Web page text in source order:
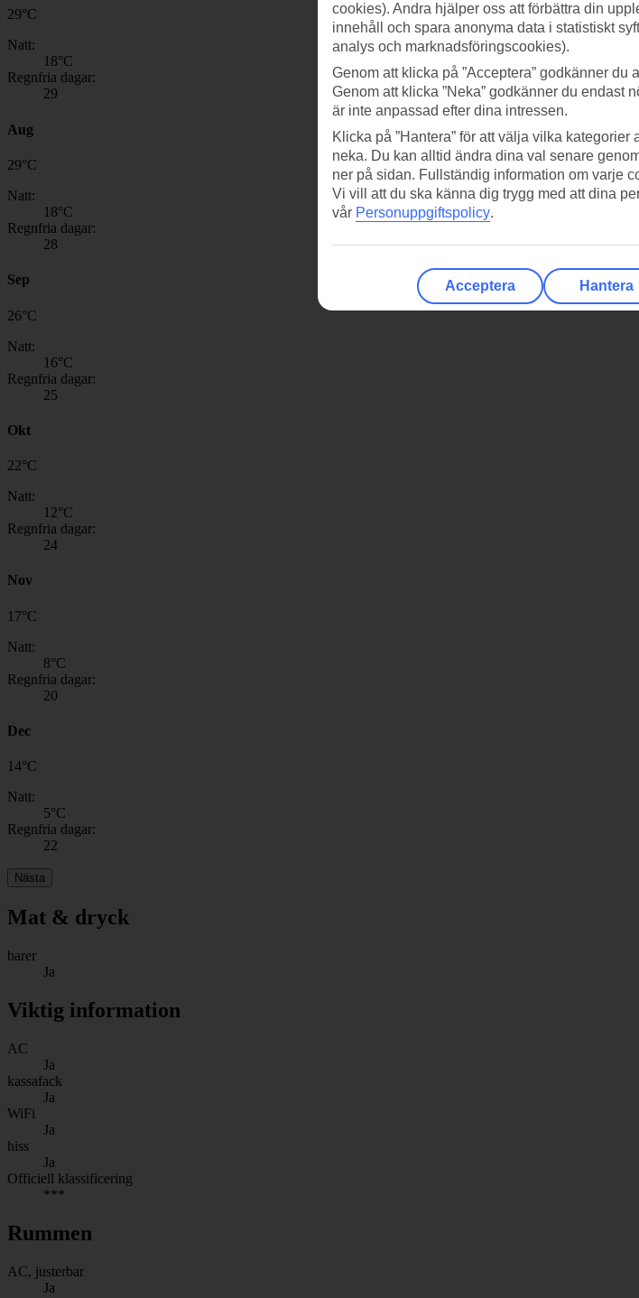
29°C
Natt:
18°C
Regnfria dagar:
29
Aug
29°C
Natt:
18°C
Regnfria dagar:
28
Sep
26°C
Natt:
16°C
Regnfria dagar:
25
Okt
22°C
Natt:
12°C
Regnfria dagar:
24
Nov
17°C
Natt:
8°C
Regnfria dagar:
20
Dec
14°C
Natt:
5°C
Regnfria dagar:
22
Nästa
Mat & dryck
barer
Ja
Viktig information
AC
Ja
kassafack
Ja
WiFi
Ja
hiss
Ja
Officiell klassificering
***
Rummen
AC, justerbar
Ja
cookies). Andra hjälper oss att förbättra din
innehåll och spara anonyma data i statistiskt
analys och marknadsföringscookies).
Genom att klicka på ”Acceptera” godkänner du
Genom att klicka ”Neka” godkänner du endast
är inte anpassad efter dina intressen.
Klicka på ”Hantera” för att välja vilka
neka. Du kan alltid ändra dina val senare
ner på sidan. Fullständig information om varje
Vi vill att du ska känna dig trygg med att dina
vår Personuppgiftspolicy.
Acceptera Hantera